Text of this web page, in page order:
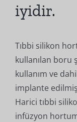
iyidir.
Tıbbi silikon
kullanılan boru
kullanım ve
implante
Harici tıbbi
infüzyon